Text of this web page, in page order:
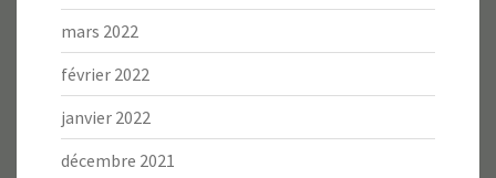
mars 2022
février 2022
janvier 2022
décembre 2021